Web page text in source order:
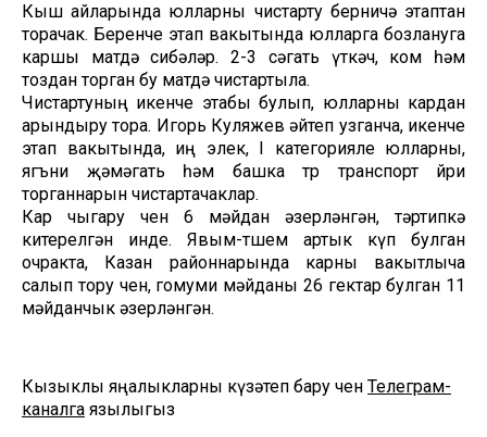
Кыш айларында юлларны чистарту берничә этаптан
торачак. Беренче этап вакытында юлларга бозлануга
каршы матдә сибәләр. 2-3 сәгать үткәч, ком һәм
тоздан торган бу матдә чистартыла.
Чистартуның икенче этабы булып, юлларны кардан
арындыру тора. Игорь Куляжев әйтеп узганча, икенче
этап вакытында, иң элек, I категорияле юлларны,
ягъни җәмәгать һәм башка төр транспорт йөри
торганнарын чистартачаклар.
Кар чыгару өчен 6 мәйдан әзерләнгән, тәртипкә
китерелгән инде. Явым-төшем артык күп булган
очракта, Казан районнарында карны вакытлыча
салып тору өчен, гомуми мәйданы 26 гектар булган 11
мәйданчык әзерләнгән.
Кызыклы яңалыкларны күзәтеп бару өчен Телеграм-
каналга язылыгыз